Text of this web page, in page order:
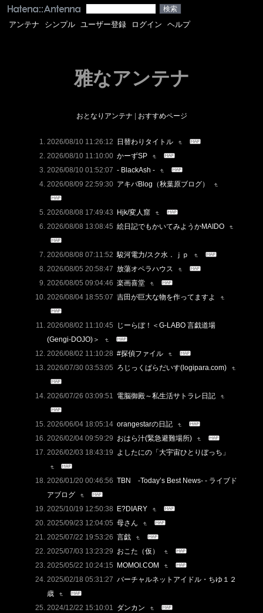
アンテナ シンプル ユーザー登録 ログイン ヘルプ
雅なアンテナ
おとなりアンテナ おすすめページ
2026/08/10 11:26:12
日替わりタイトル
2026/08/10 11:10:00 かーずSP
2026/08/10 01:52:07 - BlackAsh -
2026/08/09 22:59:30 アキバBlog（秋葉原ブログ）
2026/08/08 17:49:43
Hjk/変人窟
2026/08/08 13:08:45 絵日記でもかいてみようかMAIDO
2026/08/08 07:11:52 駿河電力/スク水．ｊｐ
2026/08/05 20:58:47 放蕩オペラハウス
2026/08/05 09:04:46 楽画喜堂
2026/08/04 18:55:07 吉田が巨大な物を作ってますよ
2026/08/02 11:10:45
じーらぼ！＜G-LABO 言戯道場
(Gengi-DOJO)＞
2026/08/02 11:10:28 #探偵ファイル
2026/07/30 03:53:05 ろじっくぱらだいす(logipara.com)
2026/07/26 03:09:51 電脳御殿～私生活サトラレ日記
2026/06/04 18:05:14 orangestarの日記
2026/02/04 09:59:29 おはら汁(緊急避難場所)
2026/02/03 18:43:19 よしたにの「大宇宙ひとりぼっち」
2026/01/20 00:46:56 TBN -Today’s Best News- - ライブド
アブログ
2025/10/19 12:50:38
E?DIARY
2025/09/23 12:04:05 母さん
2025/07/22 19:53:26 言戯
2025/07/03 13:23:29 おこた（仮）
2025/05/22 10:24:15
MOMOI.COM
2025/02/18 05:31:27 バーチャルネットアイドル・ちゆ１２
歳
2024/12/22 15:10:01 ダンカン